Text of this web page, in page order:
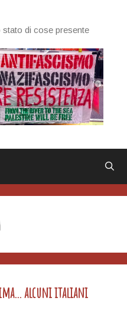
di cose presente
alcuni italiani